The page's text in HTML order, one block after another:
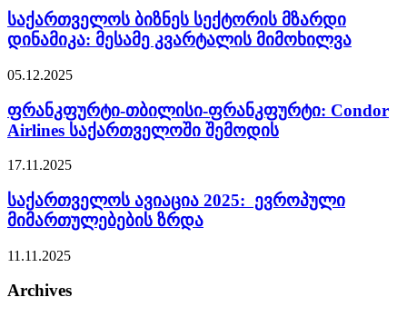
საქართველოს ბიზნეს სექტორის მზარდი
დინამიკა: მესამე კვარტალის მიმოხილვა
05.12.2025
ფრანკფურტი-თბილისი-ფრანკფურტი: Condor
Airlines საქართველოში შემოდის
17.11.2025
საქართველოს ავიაცია 2025: ევროპული
მიმართულებების ზრდა
11.11.2025
Archives